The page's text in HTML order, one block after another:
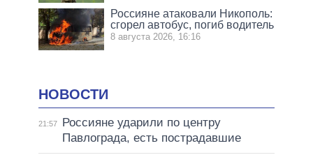
Россияне атаковали Никополь:
сгорел автобус, погиб водитель
8 августа 2026, 16:16
НОВОСТИ
21:57
Россияне ударили по центру
Павлограда, есть пострадавшие